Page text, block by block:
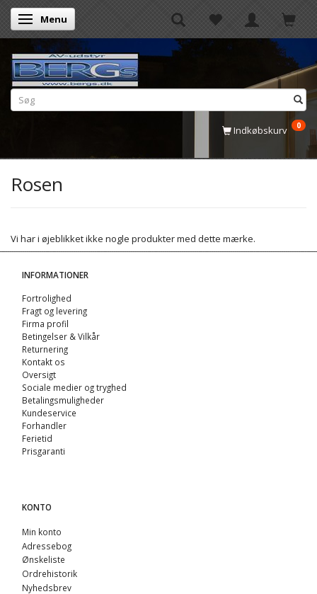
Skifte navigation
Menu
Indkøbskurv 0
Rosen
Vi har i øjeblikket ikke nogle produkter med dette mærke.
INFORMATIONER
Fortrolighed
Fragt og levering
Firma profil
Betingelser & Vilkår
Returnering
Kontakt os
Oversigt
Sociale medier og tryghed
Betalingsmuligheder
Kundeservice
Forhandler
Ferietid
Prisgaranti
KONTO
Min konto
Adressebog
Ønskeliste
Ordrehistorik
Nyhedsbrev